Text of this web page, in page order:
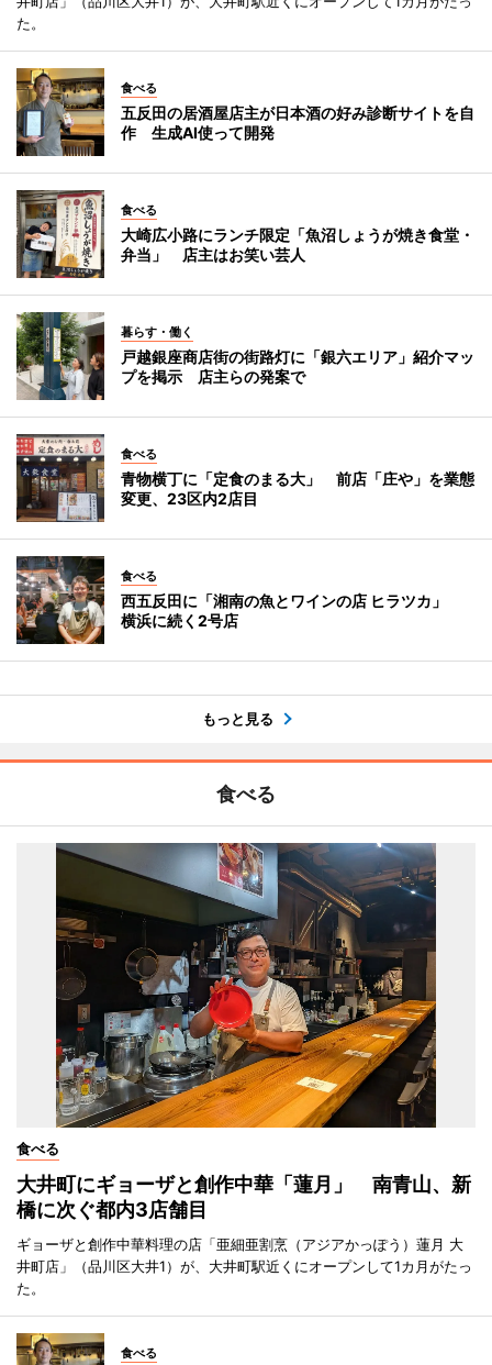
た。
食べる
五反田の居酒屋店主が日本酒の好み診断サイトを自
作 生成AI使って開発
食べる
大崎広小路にランチ限定「魚沼しょうが焼き食堂・
弁当」 店主はお笑い芸人
暮らす・働く
戸越銀座商店街の街路灯に「銀六エリア」紹介マッ
プを掲示 店主らの発案で
食べる
青物横丁に「定食のまる大」 前店「庄や」を業態
変更、23区内2店目
食べる
西五反田に「湘南の魚とワインの店 ヒラツカ」
横浜に続く2号店
もっと見る
食べる
食べる
大井町にギョーザと創作中華「蓮月」 南青山、新
橋に次ぐ都内3店舗目
ギョーザと創作中華料理の店「亜細亜割烹（アジアかっぽう）蓮月 大
井町店」（品川区大井1）が、大井町駅近くにオープンして1カ月がたっ
た。
食べる